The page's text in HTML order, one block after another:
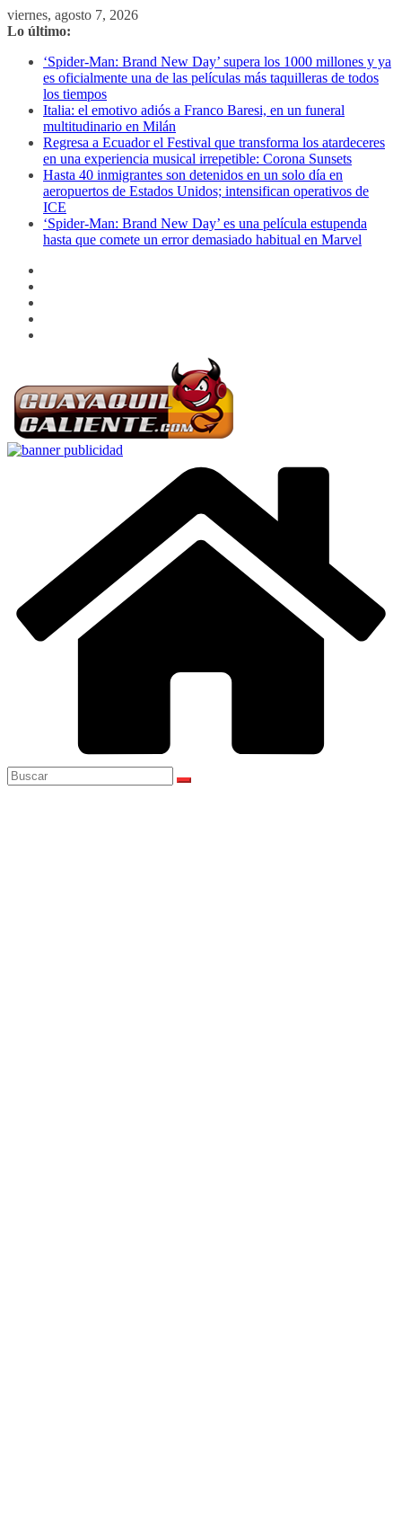
Saltar
al
viernes, agosto 7, 2026
Lo último:
‘Spider-Man: Brand New Day’ supera los 1000 millones y ya
es oficialmente una de las películas más taquilleras de todos
los tiempos
Italia: el emotivo adiós a Franco Baresi, en un funeral
multitudinario en Milán
Regresa a Ecuador el Festival que transforma los atardeceres
en una experiencia musical irrepetible: Corona Sunsets
Hasta 40 inmigrantes son detenidos en un solo día en
aeropuertos de Estados Unidos; intensifican operativos de
ICE
‘Spider-Man: Brand New Day’ es una película estupenda
hasta que comete un error demasiado habitual en Marvel